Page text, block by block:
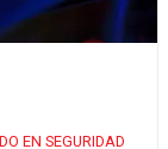
EN SEGURIDAD